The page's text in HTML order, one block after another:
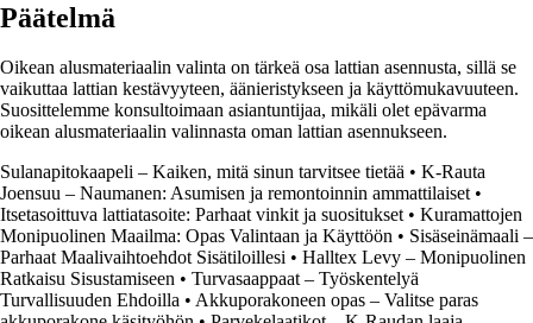
Päätelmä
Oikean alusmateriaalin valinta on tärkeä osa lattian asennusta, sillä se
vaikuttaa lattian kestävyyteen, äänieristykseen ja käyttömukavuuteen.
Suosittelemme konsultoimaan asiantuntijaa, mikäli olet epävarma
oikean alusmateriaalin valinnasta oman lattian asennukseen.
Sulanapitokaapeli – Kaiken, mitä sinun tarvitsee tietää • K-Rauta
Joensuu – Naumanen: Asumisen ja remontoinnin ammattilaiset•
Itsetasoittuva lattiatasoite: Parhaat vinkit ja suositukset• Kuramattojen
Monipuolinen Maailma: Opas Valintaan ja Käyttöön • Sisäseinämaali –
Parhaat Maalivaihtoehdot Sisätiloillesi • Halltex Levy – Monipuolinen
Ratkaisu Sisustamiseen • Turvasaappaat – Työskentelyä
Turvallisuuden Ehdoilla • Akkuporakoneen opas – Valitse paras